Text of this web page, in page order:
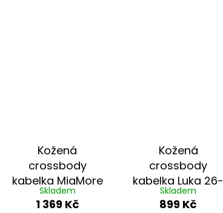
Kožená
crossbody
kabelka MiaMore
01-002 žlutá
Skladem
1 369 Kč
Kožená
crossbody
kabelka Luka 26-
128 lila
Skladem
899 Kč